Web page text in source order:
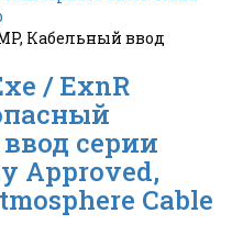
, Кабельный ввод
/ ExnR
серии
Approved,
Cable